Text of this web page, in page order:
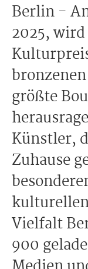
Berlin -
2025,
größte
Künstler,
Zuhause
Vielfalt
900